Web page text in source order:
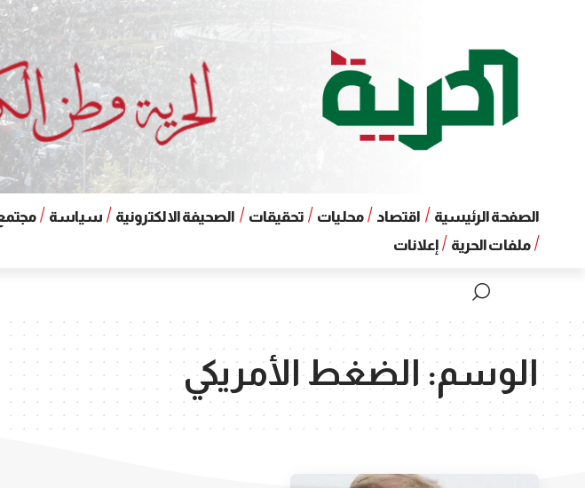
الصفحة الرئيسية اقتصاد محليات تحقيقات الصحيفة الالكترونية سياسة
ملفات الحرية
إعلانات
الوسم:الضغط الأمريكي